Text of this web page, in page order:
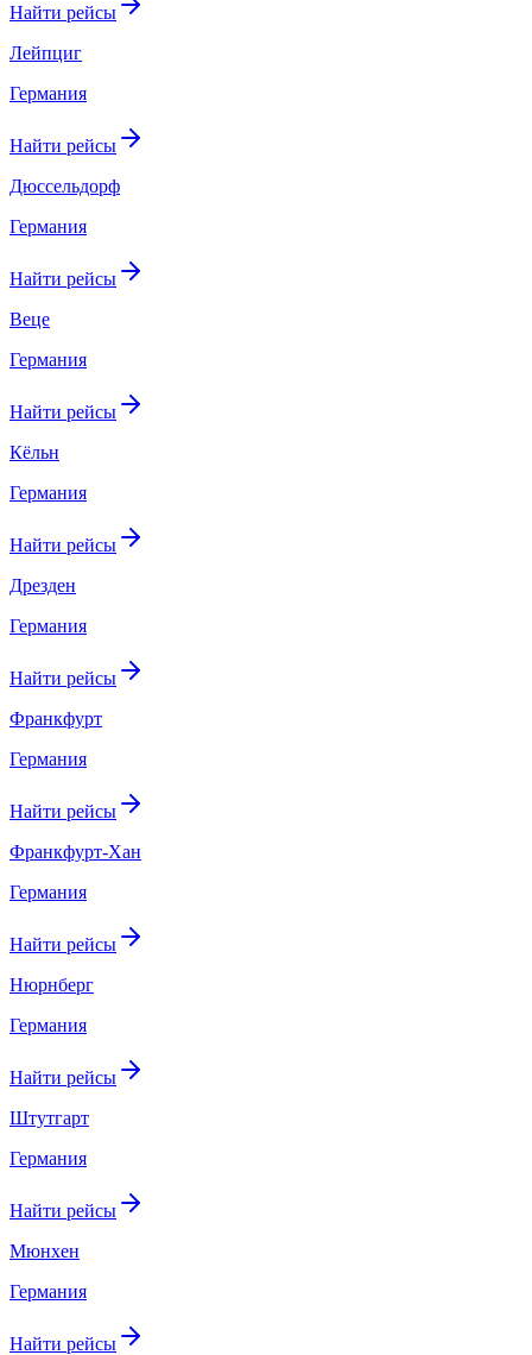
Найти рейсы
Лейпциг
Германия
Найти рейсы
Дюссельдорф
Германия
Найти рейсы
Веце
Германия
Найти рейсы
Кёльн
Германия
Найти рейсы
Дрезден
Германия
Найти рейсы
Франкфурт
Германия
Найти рейсы
Франкфурт-Хан
Германия
Найти рейсы
Нюрнберг
Германия
Найти рейсы
Штутгарт
Германия
Найти рейсы
Мюнхен
Германия
Найти рейсы